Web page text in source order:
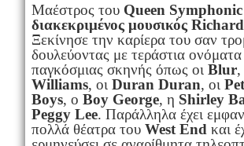
Μαέστρος του Queen Symphonic
διακεκριμένος μουσικός Richard
Ξεκίνησε την καρίερα του σαν
δουλεύοντας με τεράστια ονόματα
παγκόσμιας σκηνής όπως οι Blur,
Williams, οι Duran Duran, οι Pet
Boys, ο Boy George, η Shirley
Peggy Lee. Παράλληλα έχει
πολλά θέατρα του West End και